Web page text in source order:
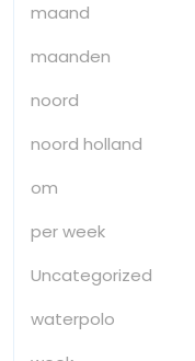
maand
maanden
noord
noord holland
om
per week
Uncategorized
waterpolo